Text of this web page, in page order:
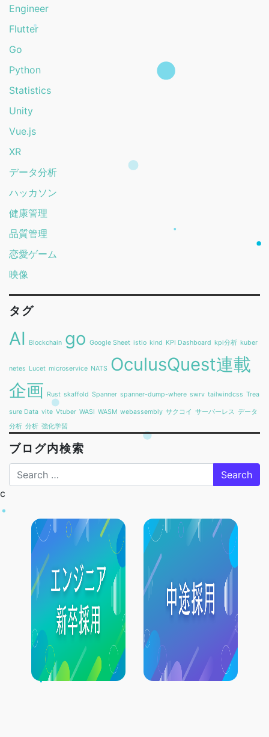
Engineer
Flutter
Go
Python
Statistics
Unity
Vue.js
XR
データ分析
ハッカソン
健康管理
品質管理
恋愛ゲーム
映像
タグ
AI Blockchain go Google Sheet istio kind KPI Dashboard kpi分析 kuber
netes Lucet microservice NATS OculusQuest連載
企画 Rust skaffold Spanner spanner-dump-where swrv tailwindcss Trea
sure Data vite Vtuber WASI WASM webassembly サクコイ サーバーレス データ
分析 分析 強化学習
ブログ内検索
Search
c